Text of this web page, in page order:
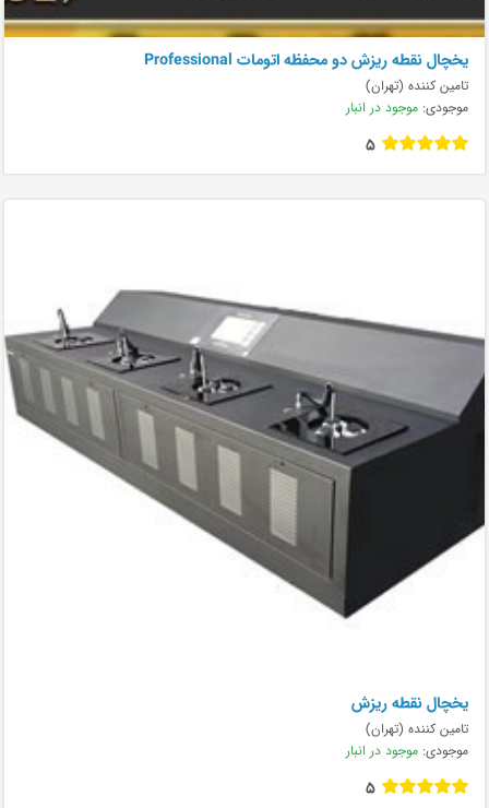
يخچال نقطه ريزش دو محفظه اتومات Professional
تامین کننده (تهران)
موجودی: موجود در انبار
5
يخچال نقطه ريزش
تامین کننده (تهران)
موجودی: موجود در انبار
5